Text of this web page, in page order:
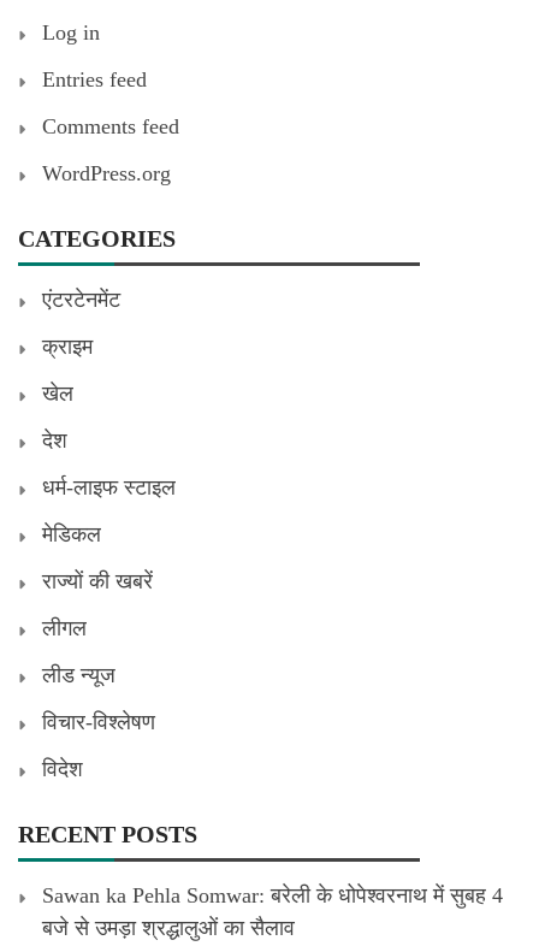
Log in
Entries feed
Comments feed
WordPress.org
CATEGORIES
एंटरटेनमेंट
क्राइम
खेल
देश
धर्म-लाइफ स्टाइल
मेडिकल
राज्यों की खबरें
लीगल
लीड न्यूज
विचार-विश्लेषण
विदेश
RECENT POSTS
Sawan ka Pehla Somwar: बरेली के धोपेश्वरनाथ में सुबह 4
बजे से उमड़ा श्रद्धालुओं का सैलाव